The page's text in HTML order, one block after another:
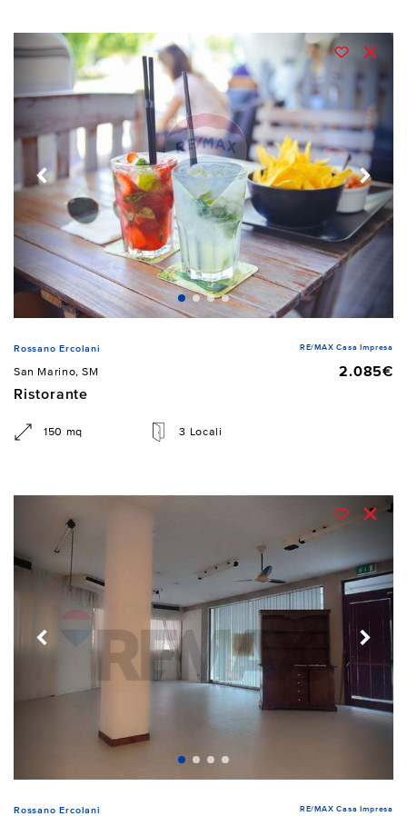
Rossano Ercolani RE/MAX Casa Impresa
San Marino, SM
2.085€
Ristorante
150 mq 3 Locali
Rossano Ercolani RE/MAX Casa Impresa